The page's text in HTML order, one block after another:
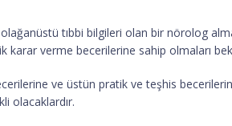
tıbbi bilgileri olan bir nörolog
verme becerilerine sahip olmaları
ve üstün pratik ve teşhis
olacaklardır.